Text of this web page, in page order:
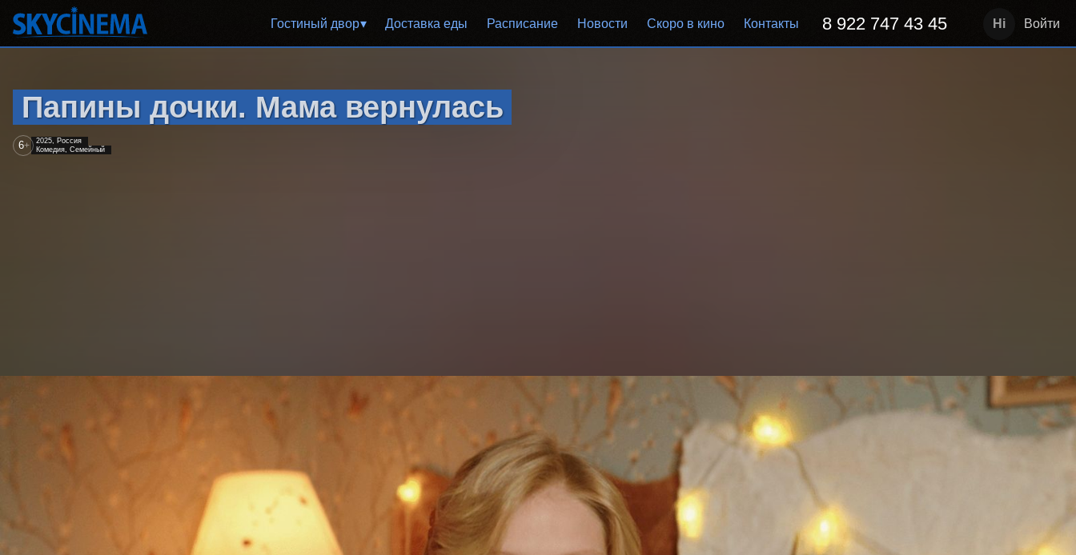
Гостиный двор Доставка еды Расписание Новости Скоро в кино Контакты 8 922 747 43 45 Войти
Папины дочки. Мама вернулась
6+
2025, Россия
Комедия, Семейный